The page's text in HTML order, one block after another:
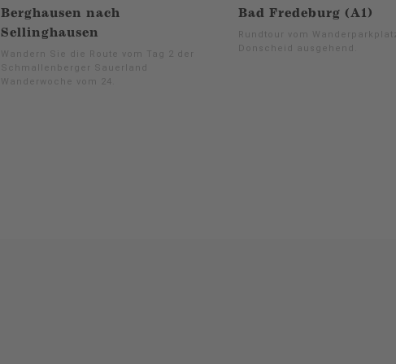
Berghausen nach
Sellinghausen
Wandern Sie die Route vom Tag 2 der
Schmallenberger Sauerland
Wanderwoche vom 24.
Bad Fredeburg (A1)
Rundtour vom
Donscheid ausgehend.